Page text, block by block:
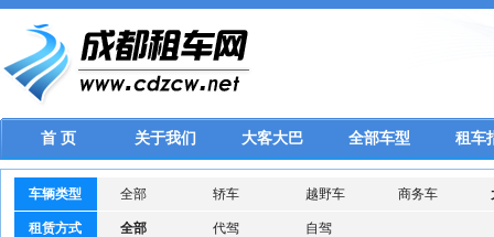
首 页 关于我们 大客大巴 全部车型 租车
车辆类型 全部 轿车 越野车 商务车
租赁方式 全部 代驾 自驾